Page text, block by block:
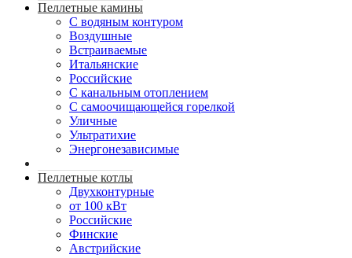
Пеллетные камины
C водяным контуром
Воздушные
Встраиваемые
Итальянские
Российские
С канальным отоплением
С самоочищающейся горелкой
Уличные
Ультратихие
Энергонезависимые
Пеллетные котлы
Двухконтурные
от 100 кВт
Российские
Финские
Австрийские